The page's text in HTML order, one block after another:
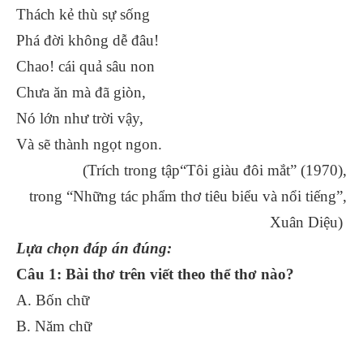
Thách kẻ thù sự sống
Phá đời không dễ đâu!
Chao! cái quả sâu non
Chưa ăn mà đã giòn,
Nó lớn như trời vậy,
Và sẽ thành ngọt ngon.
(Trích trong tập“Tôi giàu đôi mắt” (1970),
trong “Những tác phẩm thơ tiêu biểu và nổi tiếng”,
Xuân Diệu)
Lựa chọn đáp án đúng:
Câu 1: Bài thơ trên viết theo thể thơ nào?
A. Bốn chữ
B. Năm chữ